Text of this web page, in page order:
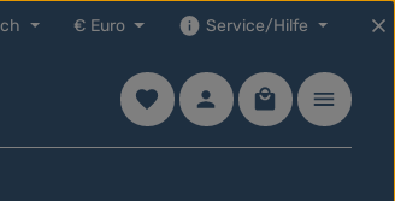
€ Euro Service/Hilfe
Du hast 0 Produkte auf dem
Warenkorb